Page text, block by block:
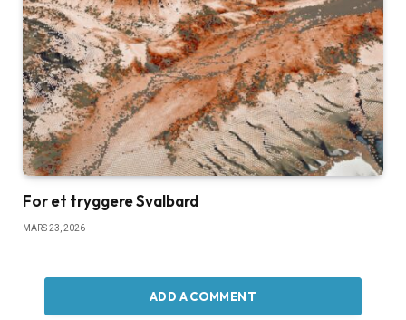
For et tryggere Svalbard
MARS 23, 2026
ADD A COMMENT